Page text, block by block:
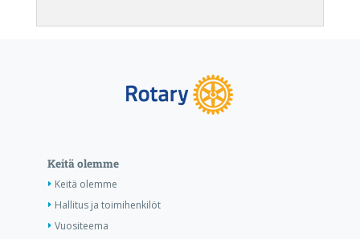
Keitä olemme
Keitä olemme
Hallitus ja toimihenkilöt
Vuositeema